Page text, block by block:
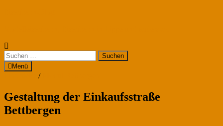
Suchen
nach:Menü
/
Gestaltung der Einkaufsstraße
Bettbergen